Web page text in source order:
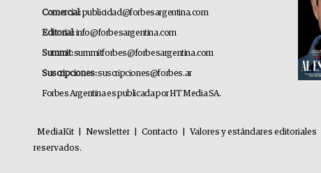
Comercial:publicidad@forbesargentina.com
Editorial:info@forbesargentina.com
Summit:summitforbes@forbesargentina.com
Suscripciones:suscripciones@forbes.ar
Forbes Argentina es publicada por HT Media SA.
MediaKit Newsletter Contacto Valores y estándares editoriales
reservados.